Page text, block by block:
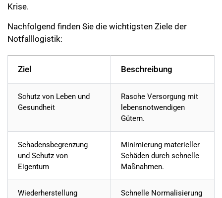
Krise.
Nachfolgend finden Sie die wichtigsten Ziele der
Notfalllogistik:
Ziel Beschreibung
Schutz von Leben und
Gesundheit
Rasche Versorgung mit
lebensnotwendigen
Gütern.
Schadensbegrenzung
und Schutz von
Eigentum
Minimierung materieller
Schäden durch schnelle
Maßnahmen.
Wiederherstellung
Schnelle Normalisierung